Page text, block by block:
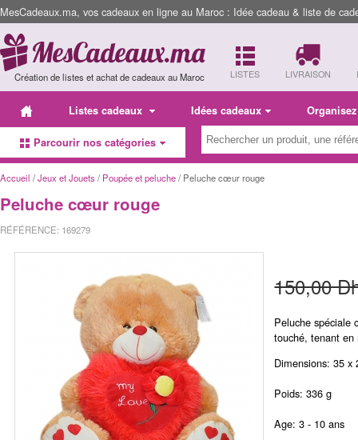
MesCadeaux.ma, vos cadeaux en ligne au Maroc : Idée cadeau & liste de
Création de listes et achat de cadeaux au Maroc LISTES LIVRAISON
Listes cadeaux Idées cadeaux
Parcourir nos catégories
Accueil /Jeux et Jouets / Poupée et peluche/ Peluche cœur rouge
Peluche cœur rouge
RÉFÉRENCE: 169279
150,00
Peluche spéciale
touché, tenant
Dimensions: 35 x
Poids: 336 g
Age: 3 - 10 ans